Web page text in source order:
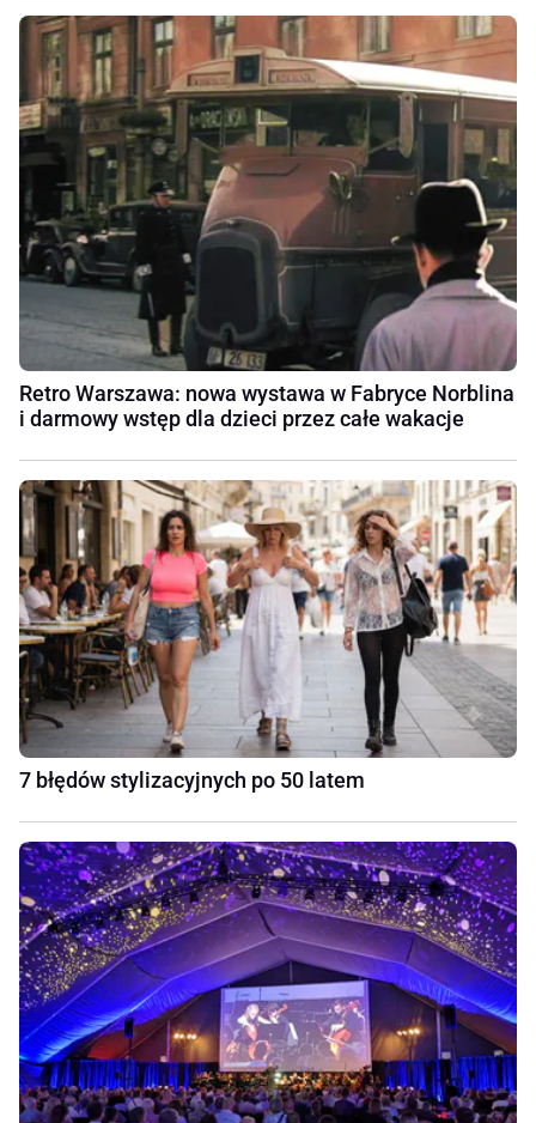
Retro Warszawa: nowa wystawa w Fabryce Norblina
i darmowy wstęp dla dzieci przez całe wakacje
7 błędów stylizacyjnych po 50 latem